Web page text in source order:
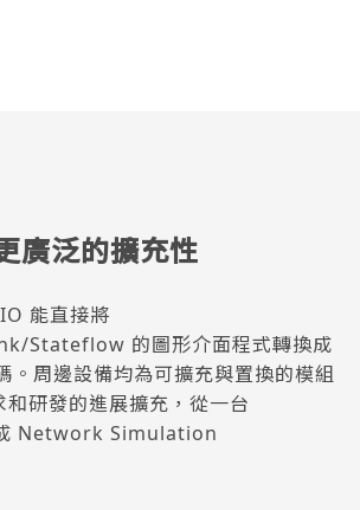
廣泛的擴充性
能直接將
Stateflow 的圖形介面程式轉換成
。周邊設備均為可擴充與置換的模組
研發的進展擴充，從一台
Network Simulation